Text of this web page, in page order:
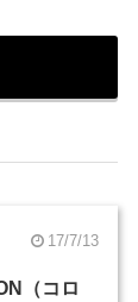
17/7/13
（コロ